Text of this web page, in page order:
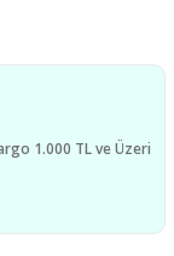
1.000 TL ve Üzeri